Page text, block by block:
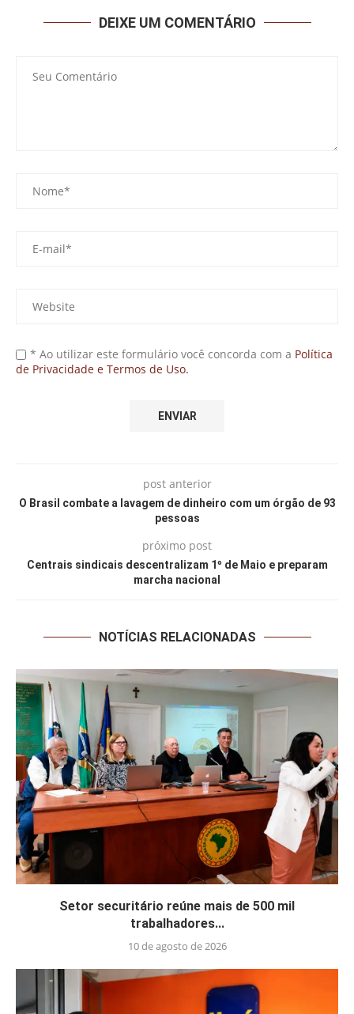
DEIXE UM COMENTÁRIO
* Ao utilizar este formulário você concorda com a Política
de Privacidade e Termos de Uso.
post anterior
O Brasil combate a lavagem de dinheiro com um órgão de 93
pessoas
próximo post
Centrais sindicais descentralizam 1º de Maio e preparam
marcha nacional
NOTÍCIAS RELACIONADAS
Setor securitário reúne mais de 500 mil
trabalhadores...
10 de agosto de 2026